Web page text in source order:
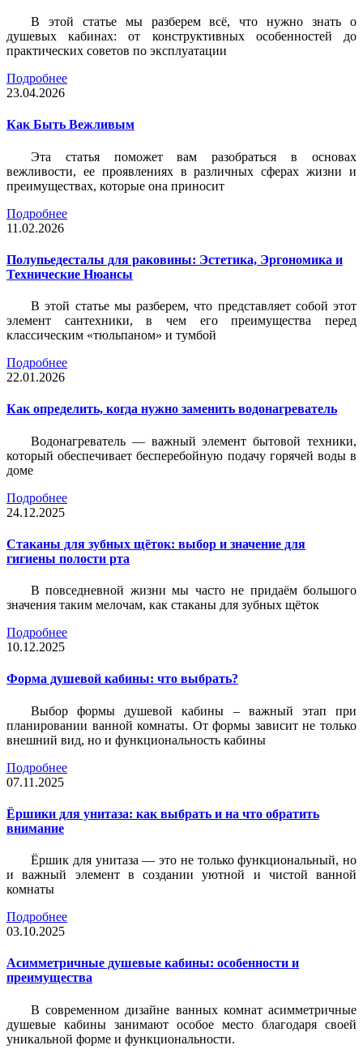
В этой статье мы разберем всё, что нужно знать о
душевых кабинах: от конструктивных особенностей до
практических советов по эксплуатации
Подробнее
23.04.2026
Как Быть Вежливым
Эта статья поможет вам разобраться в основах
вежливости, ее проявлениях в различных сферах жизни и
преимуществах, которые она приносит
Подробнее
11.02.2026
Полупьедесталы для раковины: Эстетика, Эргономика и
Технические Нюансы
В этой статье мы разберем, что представляет собой этот
элемент сантехники, в чем его преимущества перед
классическим «тюльпаном» и тумбой
Подробнее
22.01.2026
Как определить, когда нужно заменить водонагреватель
Водонагреватель — важный элемент бытовой техники,
который обеспечивает бесперебойную подачу горячей воды в
доме
Подробнее
24.12.2025
Стаканы для зубных щёток: выбор и значение для
гигиены полости рта
В повседневной жизни мы часто не придаём большого
значения таким мелочам, как стаканы для зубных щёток
Подробнее
10.12.2025
Форма душевой кабины: что выбрать?
Выбор формы душевой кабины – важный этап при
планировании ванной комнаты. От формы зависит не только
внешний вид, но и функциональность кабины
Подробнее
07.11.2025
Ёршики для унитаза: как выбрать и на что обратить
внимание
Ёршик для унитаза — это не только функциональный, но
и важный элемент в создании уютной и чистой ванной
комнаты
Подробнее
03.10.2025
Асимметричные душевые кабины: особенности и
преимущества
В современном дизайне ванных комнат асимметричные
душевые кабины занимают особое место благодаря своей
уникальной форме и функциональности.